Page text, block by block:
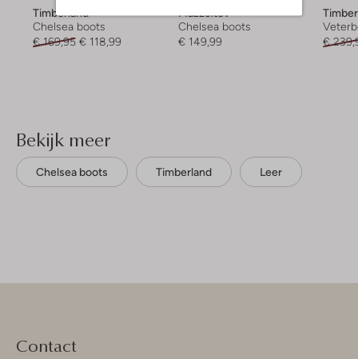
Timberland
Chelsea boots
€ 169,95 € 118,99
Mazzeltov
Chelsea boots
€ 149,99
€
Bekijk meer
Chelsea boots Timberland Leer
Contact